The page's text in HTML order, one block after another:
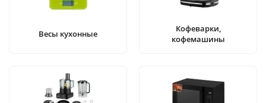
Весы кухонные
Кофеварки,
кофемашины